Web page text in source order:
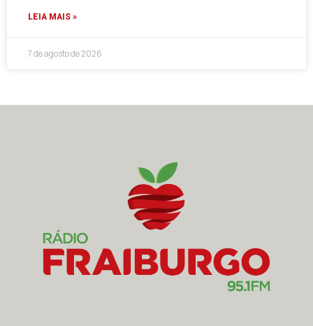
LEIA MAIS »
7 de agosto de 2026